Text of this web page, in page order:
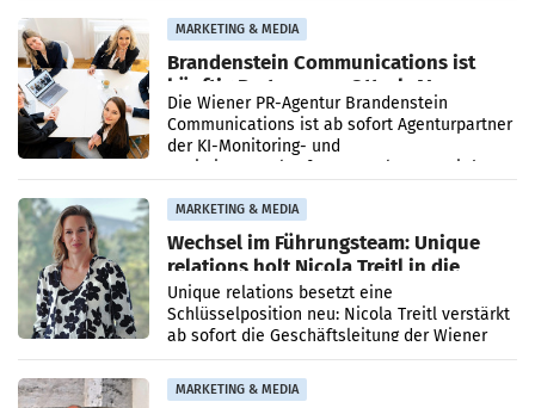
MARKETING & MEDIA
Brandenstein Communications ist
künftig Partner von OtterlyAI
Die Wiener PR-Agentur Brandenstein
Communications ist ab sofort Agenturpartner
der KI-Monitoring- und
Optimierungsplattform OtterlyAI. Damit baut
MARKETING & MEDIA
Wechsel im Führungsteam: Unique
relations holt Nicola Treitl in die
Geschäftsleitung
Unique relations besetzt eine
Schlüsselposition neu: Nicola Treitl verstärkt
ab sofort die Geschäftsleitung der Wiener
PR-Agentur an der Seite von Josef Kalina und
Anna Kalina-Mahr.
MARKETING & MEDIA